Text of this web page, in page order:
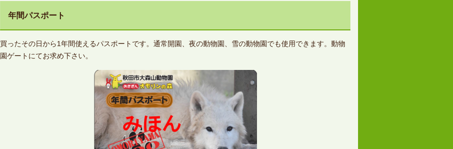
年間パスポート
買ったその日から1年間使えるパスポートです。通常開園、夜の動物園、雪の動物園でも使用できます。動物
園ゲートにてお求め下さい。